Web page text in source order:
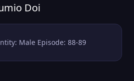
Doi
Male Episode: 88-89